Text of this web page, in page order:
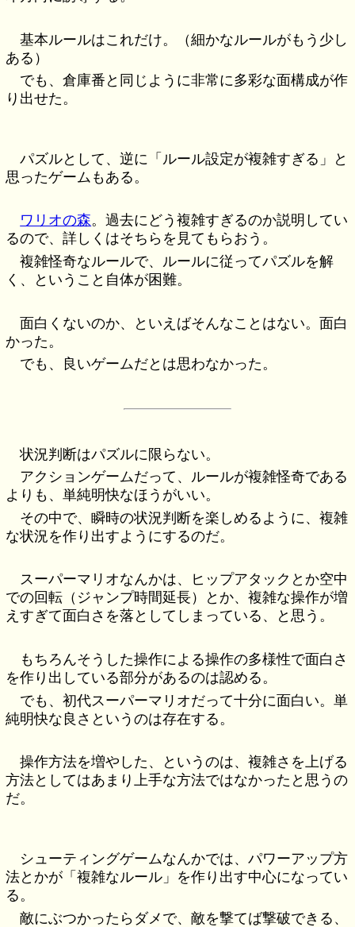
基本ルールはこれだけ。（細かなルールがもう少し
ある）
でも、倉庫番と同じように非常に多彩な面構成が作
り出せた。
パズルとして、逆に「ルール設定が複雑すぎる」と
思ったゲームもある。
ワリオの森。過去にどう複雑すぎるのか説明してい
るので、詳しくはそちらを見てもらおう。
複雑怪奇なルールで、ルールに従ってパズルを解
く、ということ自体が困難。
面白くないのか、といえばそんなことはない。面白
かった。
でも、良いゲームだとは思わなかった。
状況判断はパズルに限らない。
アクションゲームだって、ルールが複雑怪奇である
よりも、単純明快なほうがいい。
その中で、瞬時の状況判断を楽しめるように、複雑
な状況を作り出すようにするのだ。
スーパーマリオなんかは、ヒップアタックとか空中
での回転（ジャンプ時間延長）とか、複雑な操作が増
えすぎて面白さを落としてしまっている、と思う。
もちろんそうした操作による操作の多様性で面白さ
を作り出している部分があるのは認める。
でも、初代スーパーマリオだって十分に面白い。単
純明快な良さというのは存在する。
操作方法を増やした、というのは、複雑さを上げる
方法としてはあまり上手な方法ではなかったと思うの
だ。
シューティングゲームなんかでは、パワーアップ方
法とかが「複雑なルール」を作り出す中心になってい
る。
敵にぶつかったらダメで、敵を撃てば撃破できる、